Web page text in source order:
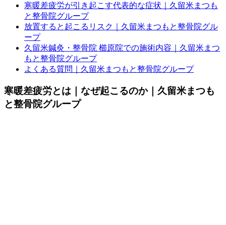
寒暖差疲労が引き起こす代表的な症状｜久留米まつも
と整骨院グループ
放置すると起こるリスク｜久留米まつもと整骨院グル
ープ
久留米鍼灸・整骨院 櫛原院での施術内容｜久留米まつ
もと整骨院グループ
よくある質問｜久留米まつもと整骨院グループ
寒暖差疲労とは｜なぜ起こるのか｜久留米まつも
と整骨院グループ